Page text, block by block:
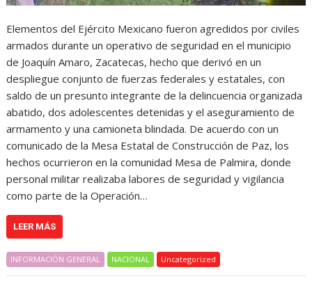
Elementos del Ejército Mexicano fueron agredidos por civiles
armados durante un operativo de seguridad en el municipio
de Joaquín Amaro, Zacatecas, hecho que derivó en un
despliegue conjunto de fuerzas federales y estatales, con
saldo de un presunto integrante de la delincuencia organizada
abatido, dos adolescentes detenidas y el aseguramiento de
armamento y una camioneta blindada. De acuerdo con un
comunicado de la Mesa Estatal de Construcción de Paz, los
hechos ocurrieron en la comunidad Mesa de Palmira, donde
personal militar realizaba labores de seguridad y vigilancia
como parte de la Operación…
LEER MÁS
INFORMACIÓN GENERAL NACIONAL Uncategorized